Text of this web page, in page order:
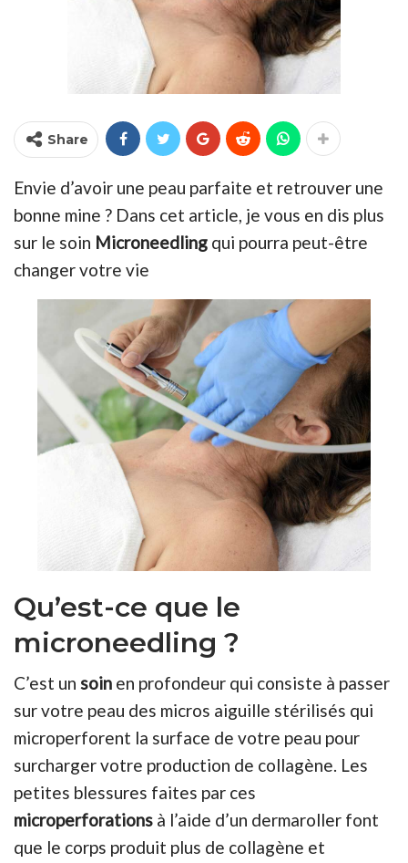
Share
Envie d’avoir une peau parfaite et retrouver une
bonne mine ? Dans cet article, je vous en dis plus
sur le soin Microneedling qui pourra peut-être
changer votre vie
Qu’est-ce que le
microneedling ?
C’est un soin en profondeur qui consiste à passer
sur votre peau des micros aiguille stérilisés qui
microperforent la surface de votre peau pour
surcharger votre production de collagène. Les
petites blessures faites par ces
microperforations à l’aide d’un dermaroller font
que le corps produit plus de collagène et